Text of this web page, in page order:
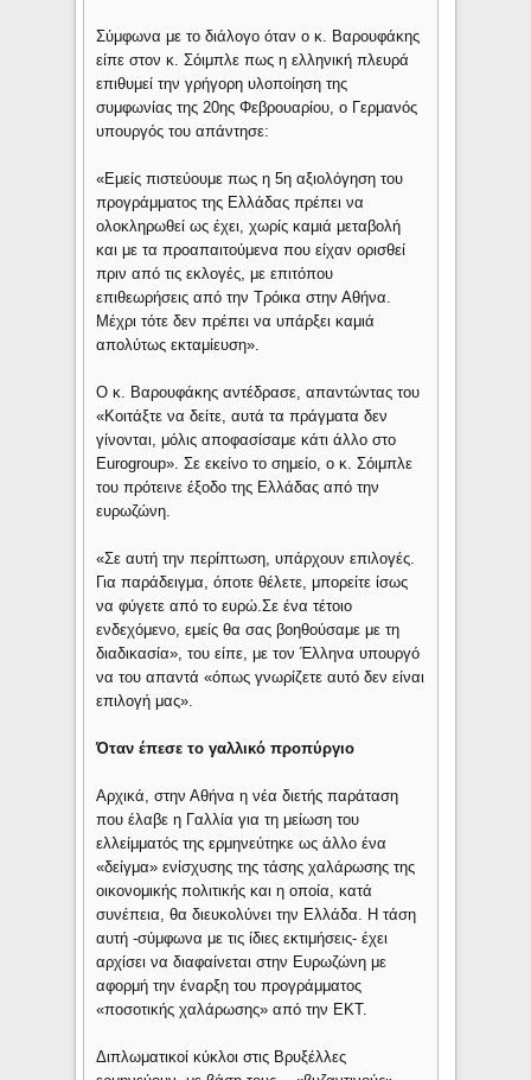
Σύμφωνα με το διάλογο όταν ο κ. Βαρουφάκης
είπε στον κ. Σόιμπλε πως η ελληνική πλευρά
επιθυμεί την γρήγορη υλοποίηση της
συμφωνίας της 20ης Φεβρουαρίου, ο Γερμανός
υπουργός του απάντησε:
«Εμείς πιστεύουμε πως η 5η αξιολόγηση του
προγράμματος της Ελλάδας πρέπει να
ολοκληρωθεί ως έχει, χωρίς καμιά μεταβολή
και με τα προαπαιτούμενα που είχαν ορισθεί
πριν από τις εκλογές, με επιτόπου
επιθεωρήσεις από την Τρόικα στην Αθήνα.
Μέχρι τότε δεν πρέπει να υπάρξει καμιά
απολύτως εκταμίευση».
Ο κ. Βαρουφάκης αντέδρασε, απαντώντας του
«Κοιτάξτε να δείτε, αυτά τα πράγματα δεν
γίνονται, μόλις αποφασίσαμε κάτι άλλο στο
Eurogroup». Σε εκείνο το σημείο, ο κ. Σόιμπλε
του πρότεινε έξοδο της Ελλάδας από την
ευρωζώνη.
«Σε αυτή την περίπτωση, υπάρχουν επιλογές.
Για παράδειγμα, όποτε θέλετε, μπορείτε ίσως
να φύγετε από το ευρώ.Σε ένα τέτοιο
ενδεχόμενο, εμείς θα σας βοηθούσαμε με τη
διαδικασία», του είπε, με τον Έλληνα υπουργό
να του απαντά «όπως γνωρίζετε αυτό δεν είναι
επιλογή μας».
Όταν έπεσε το γαλλικό προπύργιο
Αρχικά, στην Αθήνα η νέα διετής παράταση
που έλαβε η Γαλλία για τη μείωση του
ελλείμματός της ερμηνεύτηκε ως άλλο ένα
«δείγμα» ενίσχυσης της τάσης χαλάρωσης της
οικονομικής πολιτικής και η οποία, κατά
συνέπεια, θα διευκολύνει την Ελλάδα. Η τάση
αυτή -σύμφωνα με τις ίδιες εκτιμήσεις- έχει
αρχίσει να διαφαίνεται στην Ευρωζώνη με
αφορμή την έναρξη του προγράμματος
«ποσοτικής χαλάρωσης» από την ΕΚΤ.
Διπλωματικοί κύκλοι στις Βρυξέλλες